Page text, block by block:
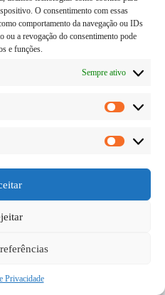
O consentimento com essas
comportamento da navegação ou IDs
ou a revogação do consentimento pode
e funções.
Sempre ativo
Privacidade
é uma
sua ação capaz de
de abacaxi
reservados.